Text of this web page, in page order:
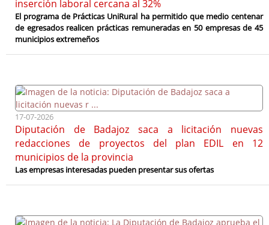
inserción laboral cercana al 32%
El programa de Prácticas UniRural ha permitido que medio centenar
de egresados realicen prácticas remuneradas en 50 empresas de 45
municipios extremeños
17-07-2026
Diputación de Badajoz saca a licitación nuevas
redacciones de proyectos del plan EDIL en 12
municipios de la provincia
Las empresas interesadas pueden presentar sus ofertas